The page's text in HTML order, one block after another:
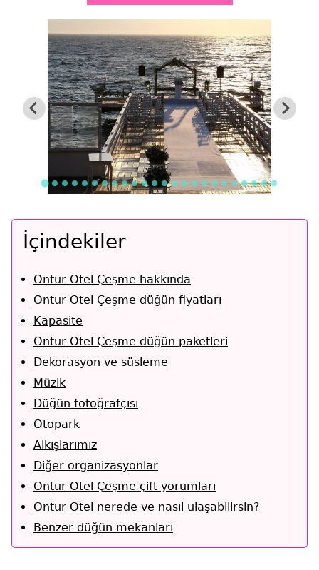
İçindekiler
Ontur Otel Çeşme hakkında
Ontur Otel Çeşme düğün fiyatları
Kapasite
Ontur Otel Çeşme düğün paketleri
Dekorasyon ve süsleme
Müzik
Düğün fotoğrafçısı
Otopark
Alkışlarımız
Diğer organizasyonlar
Ontur Otel Çeşme çift yorumları
Ontur Otel nerede ve nasıl ulaşabilirsin?
Benzer düğün mekanları